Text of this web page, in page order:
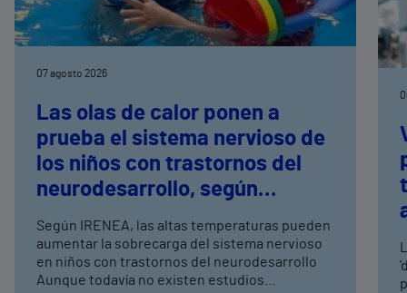
07 agosto 2026
Las olas de calor ponen a
prueba el sistema nervioso de
los niños con trastornos del
neurodesarrollo, según
neurorrehabilitación
pediátrica de Vithas
Según IRENEA, las altas temperaturas pueden
aumentar la sobrecarga del sistema nervioso
en niños con trastornos del neurodesarrollo
Aunque todavía no existen estudios